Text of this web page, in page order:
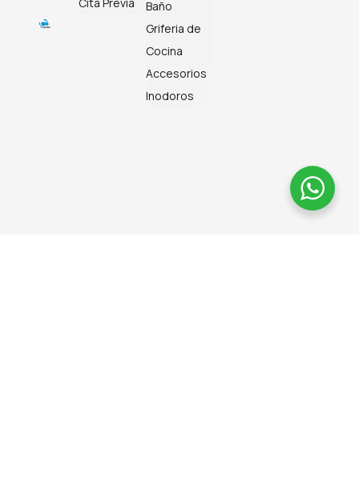
Baño
Griferia de
Cocina
Accesorios
Inodoros